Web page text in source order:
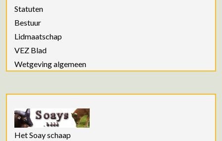
Statuten
Bestuur
Lidmaatschap
VEZ Blad
Wetgeving algemeen
Het Soay schaap